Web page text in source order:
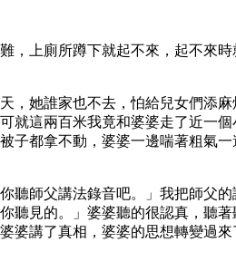
，上廁所蹲下就起不來，起不來
，她誰家也不去，怕給兒女們添
就這兩百米我竟和婆婆走了近一
子都拿不動，婆婆一邊喘著粗氣
聽師父講法錄音吧。」我把師父
聽見的。」婆婆聽的很認真，聽
婆講了真相，婆婆的思想轉變過